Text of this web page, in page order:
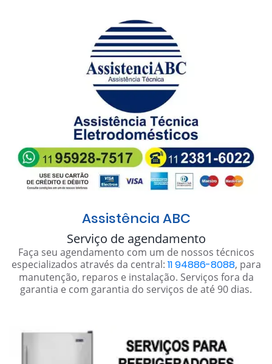
Assistência ABC
Serviço de agendamento
Faça seu agendamento com um de nossos técnicos
especializados através da central: 11 94886-8088, para
manutenção, reparos e instalação. Serviços fora da
garantia e com garantia do serviços de até 90 dias.